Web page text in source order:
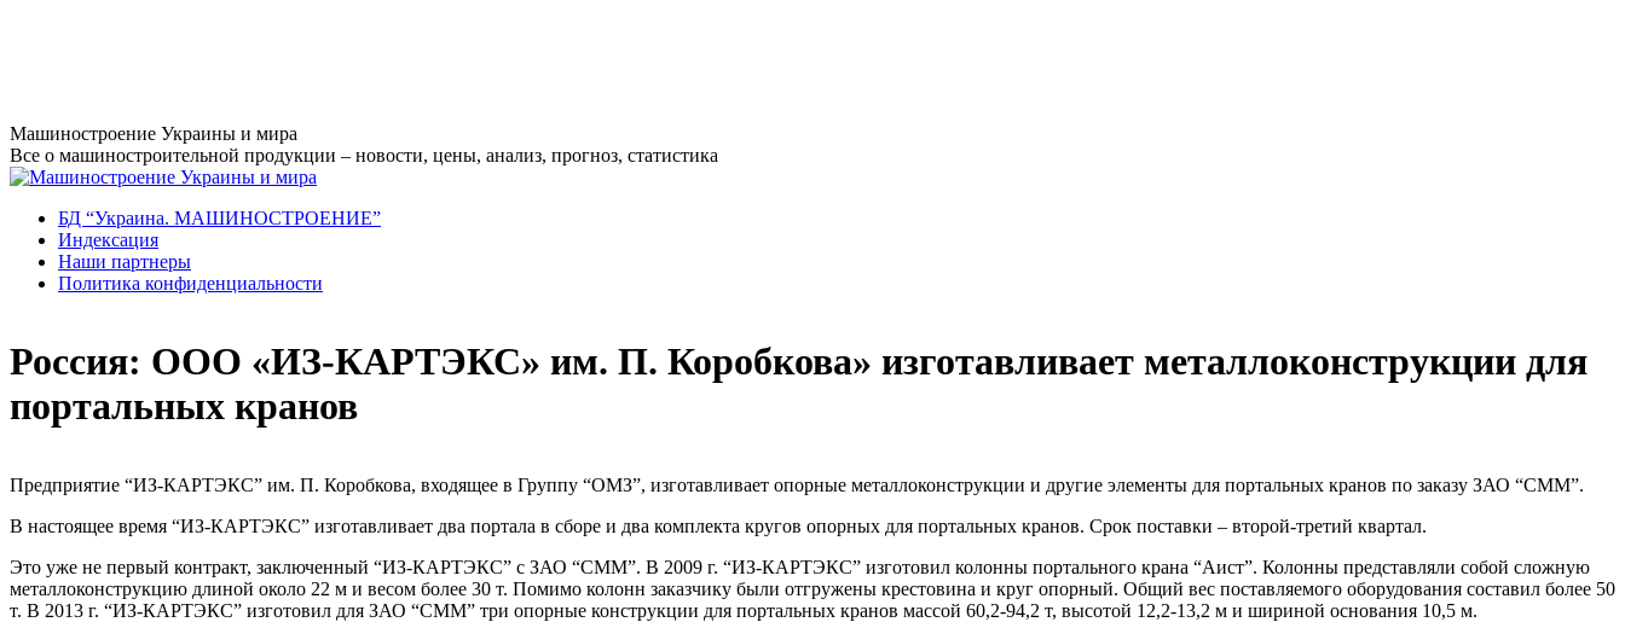
Перейти
к
содержанию
Машиностроение Украины и мира
Все о машиностроительной продукции – новости, цены, анализ, прогноз, статистика
БД “Украина. МАШИНОСТРОЕНИЕ”
Индекcация
Наши партнеры
Политика конфиденциальности
Россия: ООО «ИЗ-КАРТЭКС» им. П. Коробкова» изготавливает металлоконструкции для
портальных кранов
Предприятие “ИЗ-КАРТЭКС” им. П. Коробкова, входящее в Группу “ОМЗ”, изготавливает опорные металлоконструкции и другие элементы для портальных кранов по заказу ЗАО “СММ”.
В настоящее время “ИЗ-КАРТЭКС” изготавливает два портала в сборе и два комплекта кругов опорных для портальных кранов. Срок поставки – второй-третий квартал.
Это уже не первый контракт, заключенный “ИЗ-КАРТЭКС” с ЗАО “СММ”. В 2009 г. “ИЗ-КАРТЭКС” изготовил колонны портального крана “Аист”. Колонны представляли собой сложную
металлоконструкцию длиной около 22 м и весом более 30 т. Помимо колонн заказчику были отгружены крестовина и круг опорный. Общий вес поставляемого оборудования составил более 50
т. В 2013 г. “ИЗ-КАРТЭКС” изготовил для ЗАО “СММ” три опорные конструкции для портальных кранов массой 60,2-94,2 т, высотой 12,2-13,2 м и шириной основания 10,5 м.